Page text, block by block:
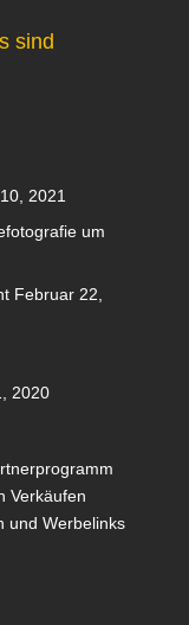
sind
2021
um
Februar 22,
2020
Verkäufen
und Werbelinks